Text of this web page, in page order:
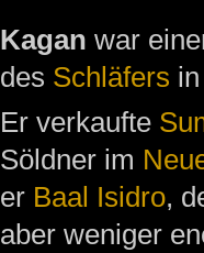
Kagan war
des Schläfers
Er verkaufte
Söldner im
er Baal Isidro,
aber weniger